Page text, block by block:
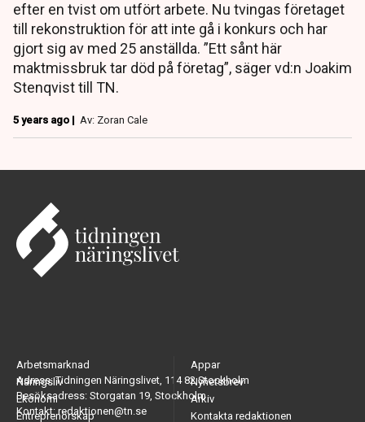
efter en tvist om utfört arbete. Nu tvingas företaget
till rekonstruktion för att inte gå i konkurs och har
gjort sig av med 25 anställda. ”Ett sånt här
maktmissbruk tar död på företag”, säger vd:n Joakim
Stenqvist till TN.
5 years ago | Av: Zoran Cale
Adress: Tidningen Näringslivet, 114 82 Stockholm
Besöksadress: Storgatan 19, Stockholm
Kontakt: redaktionen@tn.se
Arbetsmarknad
Näringsliv
Ekonomi
Entreprenörskap
Appar
Nyhetsbrev
Arkiv
Kontakta redaktionen